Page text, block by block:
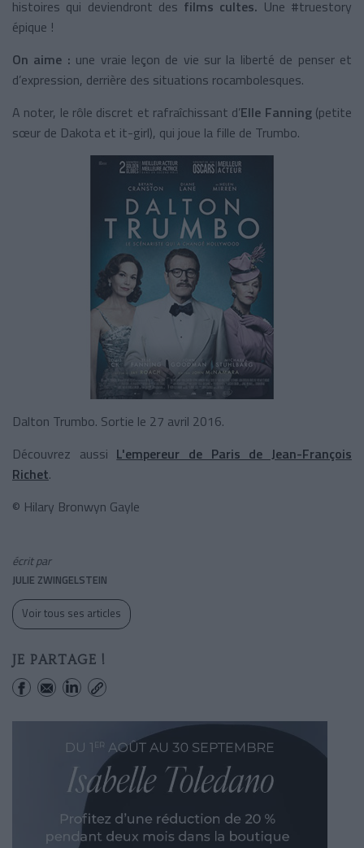
histoires qui deviendront des films cultes. Une #truestory
épique !
On aime : une vraie leçon de vie sur la liberté de penser et
d’expression, derrière des situations rocambolesques.
A noter, le rôle discret et rafraîchissant d’Elle Fanning (petite
sœur de Dakota et it-girl), qui joue la fille de Trumbo.
Dalton Trumbo. Sortie le 27 avril 2016.
Découvrez aussi L'empereur de Paris de Jean-François
Richet.
© Hilary Bronwyn Gayle
écrit par
JULIE ZWINGELSTEIN
Voir tous ses articles
JE PARTAGE !